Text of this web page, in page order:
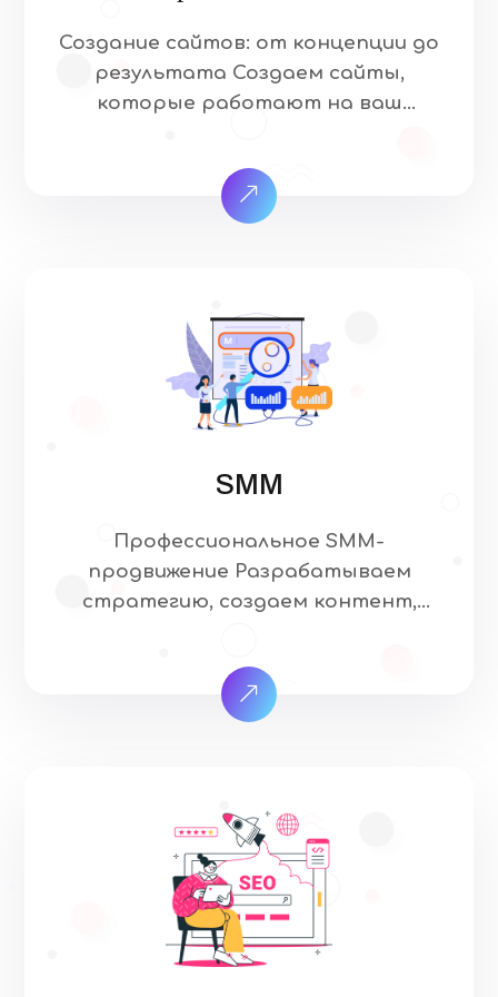
Создание сайтов: от концепции до
результата Создаем сайты,
которые работают на ваш
разработки, дизайна и
маркетинга, чтобы предлагать
ваших бизнес-целей. Аналитика и
стратегия — изучаем цели
проекта и потребности
аудитории Прототипирование —
разрабатываем логическую
Дизайн — создаем современный и
Программирование — реализуем
[…]
SMM
Профессиональное SMM-
продвижение Разрабатываем
стратегию, создаем контент,
Работаем с VK, OK, Telegram,
Яндекс Дзен и других популярных
площадках. Что мы делаем для
продвижения Создаем и
адаптируем контент для разных
платформ Ведем и модерируем
ваши сообщества Настраиваем
таргетированную рекламу
Анализируем эффективность и